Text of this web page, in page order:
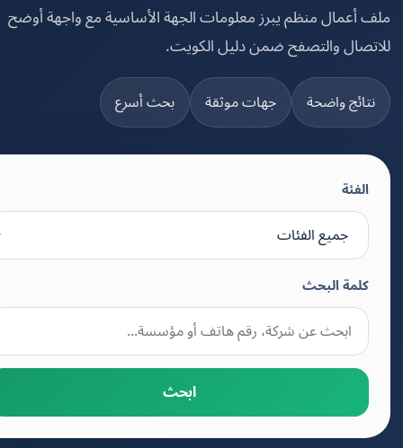
منظم يبرز معلومات الجهة الأساسية مع واجهة أوضح
والتصفح ضمن دليل الكويت.
واضحة جهات موثقة بحث أسرع
كلمة البحث
ابحث